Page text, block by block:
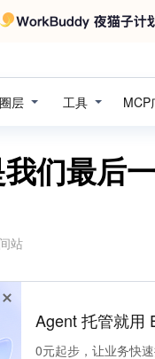
圈层 工具 MCP
们最后
站
Agent 托管就用
0元起步，让业务快